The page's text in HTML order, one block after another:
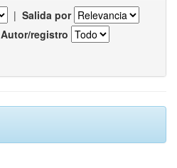
| Salida por
Autor/registro